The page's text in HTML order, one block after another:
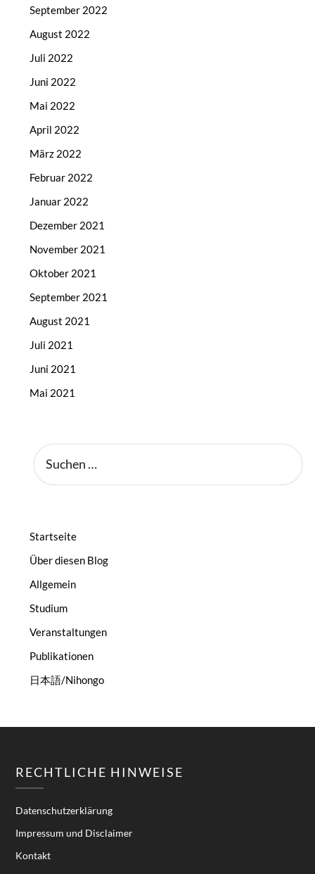
September 2022
August 2022
Juli 2022
Juni 2022
Mai 2022
April 2022
März 2022
Februar 2022
Januar 2022
Dezember 2021
November 2021
Oktober 2021
September 2021
August 2021
Juli 2021
Juni 2021
Mai 2021
NACH:
Startseite
Über diesen Blog
Allgemein
Studium
Veranstaltungen
Publikationen
日本語/Nihongo
RECHTLICHE HINWEISE
Datenschutzerklärung
Impressum und Disclaimer
Kontakt